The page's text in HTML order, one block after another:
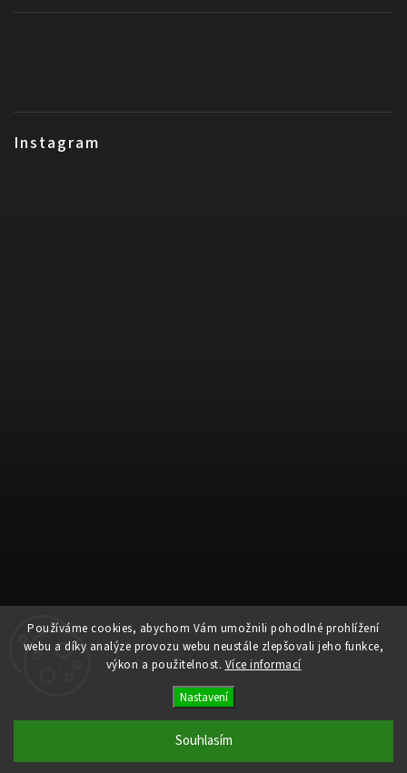
Používáme cookies, abychom Vám umožnili pohodlné prohlížení
webu a díky analýze provozu webu neustále zlepšovali jeho funkce,
výkon a použitelnost. Více informací
Nastavení
Souhlasím
Instagram
Sledovat na Instagramu
Ele Pele
Upravit nastavení cookies